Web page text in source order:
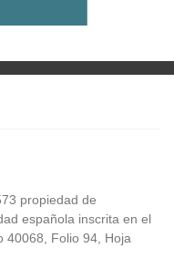
propiedad de
española inscrita en el
40068, Folio 94, Hoja